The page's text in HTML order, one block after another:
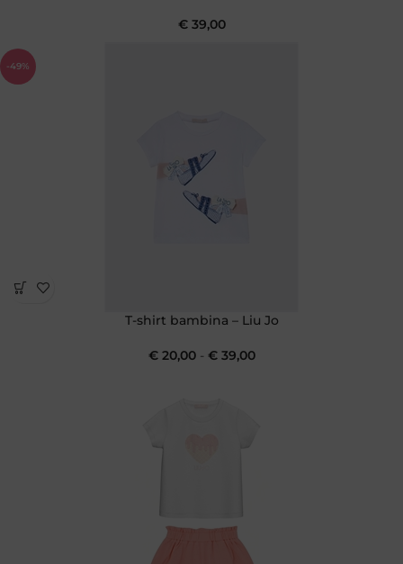
€39,00
-49%
T-shirt bambina – Liu Jo
€20,00 - €39,00